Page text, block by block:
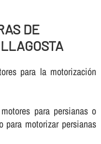
DE
para la motorización
para persianas o
para motorizar persianas